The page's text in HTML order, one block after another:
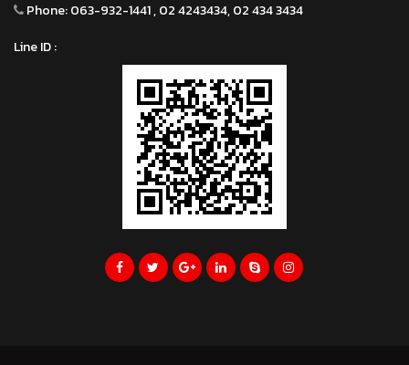
Phone:063-932-1441 , 02 4243434, 02 434 3434
Line ID :